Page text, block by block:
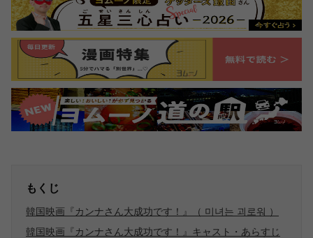
もくじ
韓国映画『カンナさん大成功です！』（ 미녀는 괴로워 ）
韓国映画『カンナさん大成功です！』キャスト・あらすじ